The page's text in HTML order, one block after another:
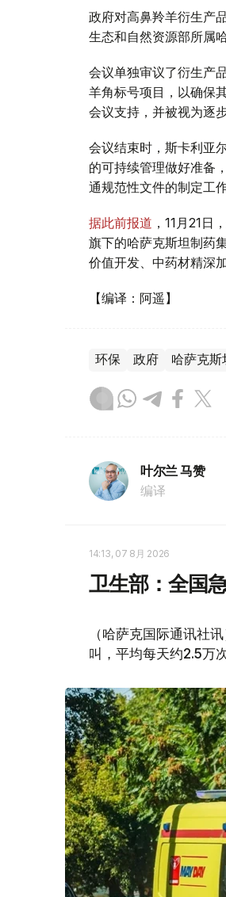
政府对高鼻羚羊衍生产
生态和自然资源部所属
会议单独审议了衍生产
羊角标号项目，以确保
会议支持，并被视为逐
会议结束时，斯卡利亚
的可持续管理做好准备
通规范性文件的制定工作
据此前报道 ，11月21
旗下的哈萨克斯坦制药
价值开发、中药材精深
【编译：阿遥】
环保 政府 哈萨克斯
叶尔兰 马赞
编译
14:13, 07 8月 2026
卫生部：全国
（哈萨克国际通讯社
叫，平均每天约2.5万